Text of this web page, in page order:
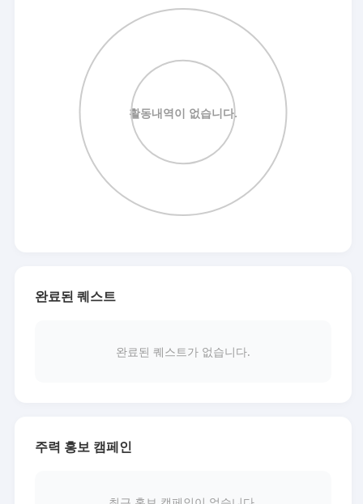
완료된 퀘스트
완료된 퀘스트가 없습니다.
주력 홍보 캠페인